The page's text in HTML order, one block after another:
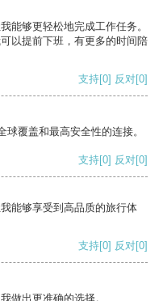
能够更轻松地完成工作任务。
以提前下班，有更多的时间陪
支持[0] 反对[0]
覆盖和最高安全性的连接。
支持[0] 反对[0]
能够享受到高品质的旅行体
支持[0] 反对[0]
做出更准确的选择。